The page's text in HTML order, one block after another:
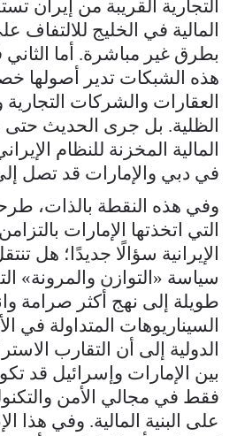
التجارية القريبة من إيران
المالية في الخليج للالتفاف
بطرق غير مباشرة. أما الثاني
هذه الشبكات تدير أصولها
العقارات والشركات التجارية
الظلية. بل جرى الحديث
المالية المخزنة للنظام
في دبي والإمارات قد تصل إلى 400 مليار
وفي هذه النقطة بالذات،
التي اتخذتها الإمارات
الإيرانية سؤالًا جديدًا؛ هل
سياسة «التوازن والمرونة»
طويلة إلى نهج أكثر صرامة
السيناريوهات المتداولة في
الدولية إلى أن التقارب
بين الإمارات وإسرائيل قد
فقط في مجالي الأمن
على البنية المالية. وفي هذا